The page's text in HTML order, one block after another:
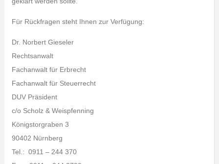
Für Rückfragen steht Ihnen zur Verfügung:
Dr. Norbert Gieseler
Rechtsanwalt
Fachanwalt für Erbrecht
Fachanwalt für Steuerrecht
DUV Präsident
c/o Scholz & Weispfenning
Königstorgraben 3
90402 Nürnberg
Tel.: 0911 – 244 370